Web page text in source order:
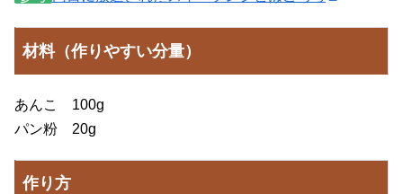
材料（作りやすい分量）
あんこ 100g
パン粉 20g
作り方